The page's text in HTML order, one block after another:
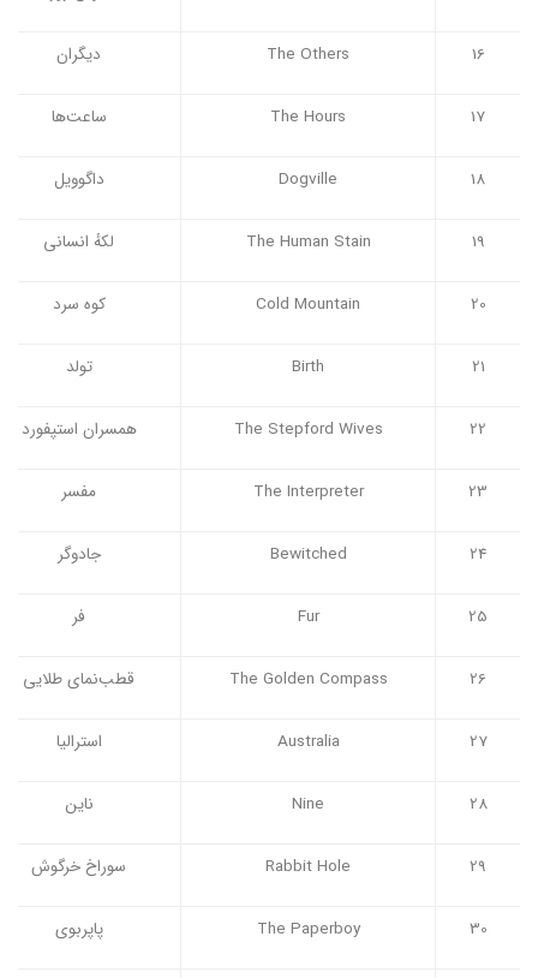
16
The Others دیگران
17
The Hours ساعت‌ها
18
Dogville داگوویل
19
The Human Stain لکهٔ انسانی
20
Cold Mountain کوه سرد
21
Birth تولد
22
The Stepford Wives همسران استپفورد
23
The Interpreter مفسر
24
Bewitched جادوگر
25
Fur فر
26
The Golden Compass قطب‌نمای طلایی
27
Australia استرالیا
28
Nine ناین
29
Rabbit Hole سوراخ خرگوش
30
The Paperboy پاپربوی